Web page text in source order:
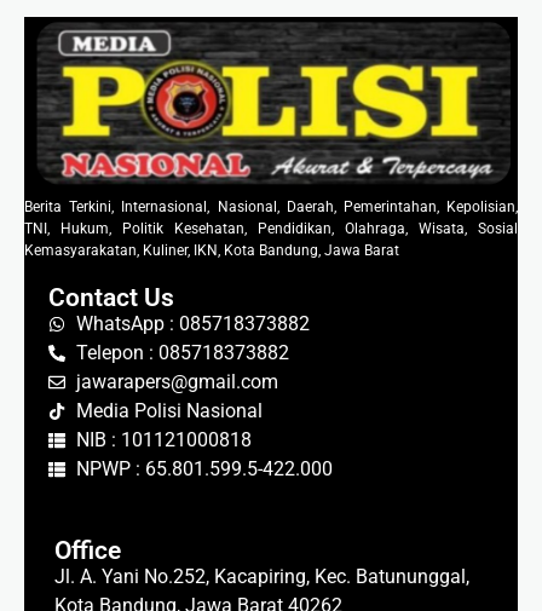
Berita Terkini, Internasional, Nasional, Daerah, Pemerintahan, Kepolisian,
TNI, Hukum, Politik Kesehatan, Pendidikan, Olahraga, Wisata, Sosial
Kemasyarakatan, Kuliner, IKN, Kota Bandung, Jawa Barat
Contact Us
WhatsApp : 085718373882
Telepon : 085718373882
jawarapers@gmail.com
Media Polisi Nasional
NIB : 101121000818
NPWP : 65.801.599.5-422.000
Office
Jl. A. Yani No.252, Kacapiring, Kec. Batununggal,
Kota Bandung, Jawa Barat 40262